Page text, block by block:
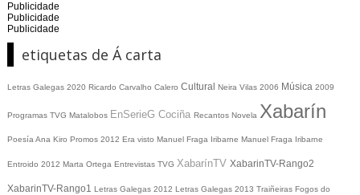
Publicidade
Publicidade
Publicidade
etiquetas de Á carta
Letras Galegas 2020 Ricardo Carvalho Calero Cultural Neira Vilas 2006 Música 2009
Programas TVG Matalobos EnSerieG Cociña Recantos Novela Xabarín
Poesía Ana Kiro Promos 2012 Era visto Manuel Fraga Iribarne Manuel Fraga Iribarne
Entroido 2012 Marta Ortega Entrevistas TVG XabarínTV XabarinTV-Rango2
XabarinTV-Rango1 Letras Galegas 2012 Letras Galegas 2013 Traiñeiras Fogos do